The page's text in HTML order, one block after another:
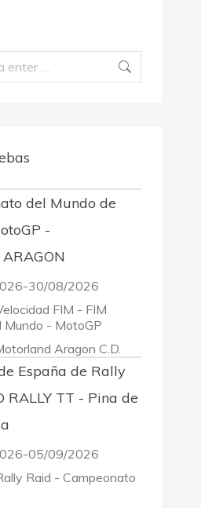
del Mundo de
-
30/08/2026
FIM - FIM
Mundo - MotoGP
Aragon C.D.
España de Rally
RALLY TT - Pina de
05/09/2026
Raid - Campeonato